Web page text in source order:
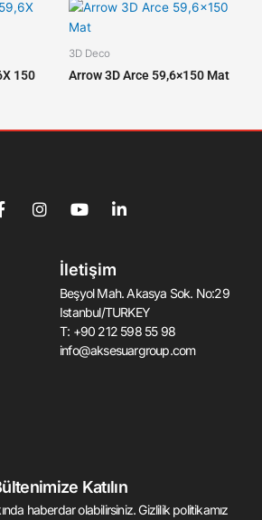
150
3D Deco
Arrow 3D Arce 59,6×150 Mat
I
n
Y
u
b
e
L
d
i
n
-
i
İletişim
Beşyol Mah. Akasya Sok. No:29
Istanbul/TURKEY
T: +90 212 598 55 98
info@aksesuargroup.com
Katılın
haberdar olabilirsiniz. Gizlilik politikamız